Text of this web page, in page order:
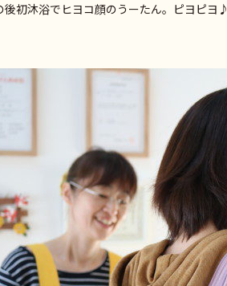
後初沐浴でヒヨコ顔のうーたん。ピヨピヨ♪